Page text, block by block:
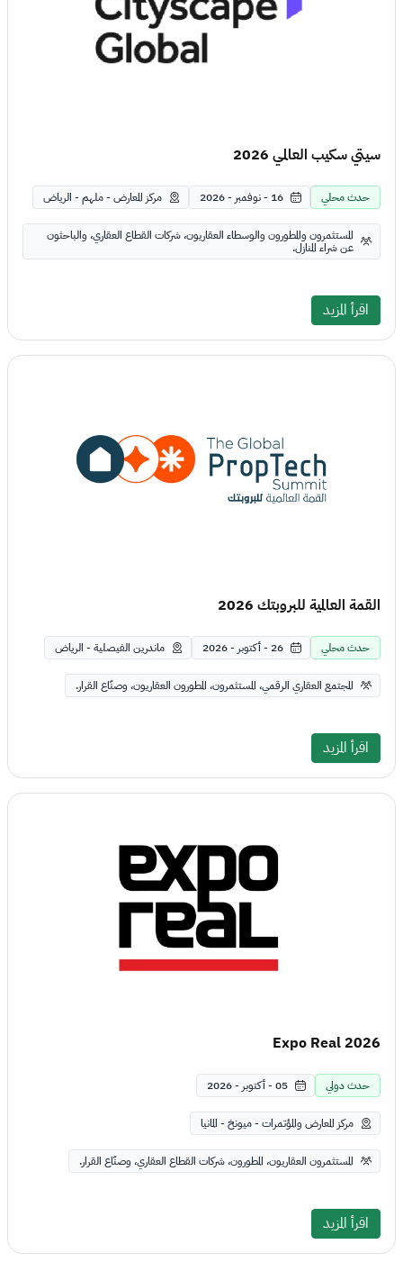
سيتي سكيب العالمي 2026
حدث محلي 16 - نوفمبر - 2026 مركز المعارض - ملهم - الرياض
المستثمرون والمطورون والوسطاء العقاريون، شركات القطاع العقاري، والباحثون
عن شراء المنازل.
اقرأ المزيد
القمة العالمية للبروبتك 2026
حدث محلي 26 - أكتوبر - 2026 ماندرين الفيصلية - الرياض
المجتمع العقاري الرقمي، المستثمرون، المطورون العقاريون، وصنّاع القرار.
اقرأ المزيد
Expo Real 2026
حدث دولي 05 - أكتوبر - 2026
مركز المعارض والمؤتمرات - ميونخ - المانيا
المستثمرون العقاريون، المطورون، شركات القطاع العقاري، وصنّاع القرار.
اقرأ المزيد